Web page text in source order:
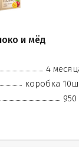
и мёд
4
коробка
950